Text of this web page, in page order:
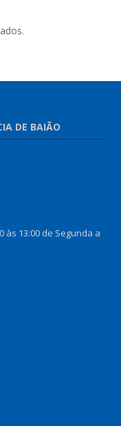
DE BAIÃO
às 13:00 de Segunda a